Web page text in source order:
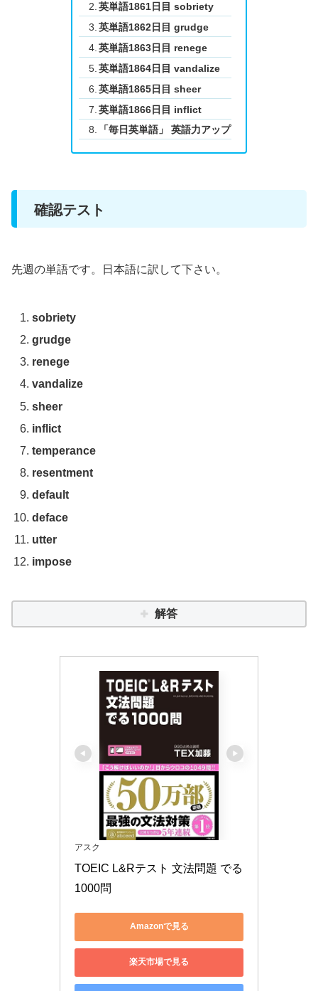
英単語1861日目 sobriety
英単語1862日目 grudge
英単語1863日目 renege
英単語1864日目 vandalize
英単語1865日目 sheer
英単語1866日目 inflict
「毎日英単語」 英語力アップ
確認テスト
先週の単語です。日本語に訳して下さい。
sobriety
grudge
renege
vandalize
sheer
inflict
temperance
resentment
default
deface
utter
impose
解答
アスク
TOEIC L&Rテスト 文法問題 でる
1000問
Amazonで見る
楽天市場で見る